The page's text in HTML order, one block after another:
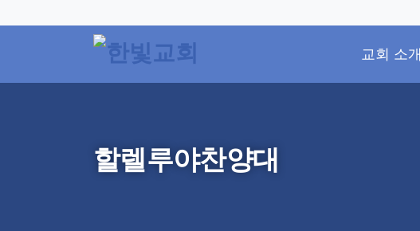
교회 소개
할렐루야찬양대